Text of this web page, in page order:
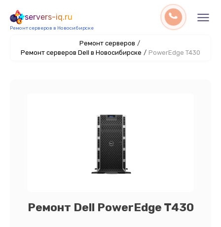
servers-iq.ru
Ремонт серверов в Новосибирске
Ремонт серверов /
Ремонт серверов Dell в Новосибирске / PowerEdge T430
Ремонт Dell PowerEdge T430